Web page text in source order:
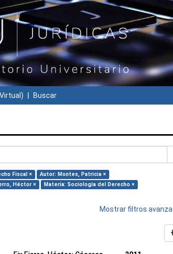
Buscar
Fiscal ×
Autor: Montes, Patricia ×
Héctor ×
Materia: Sociología del Derecho ×
Mostrar filtros